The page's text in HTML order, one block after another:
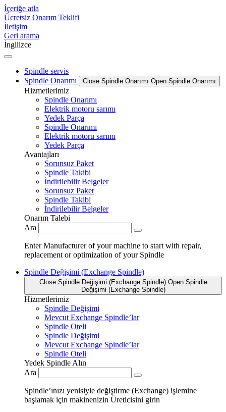
İçeriğe atla
Ücretsiz Onarım Teklifi
İletişim
Geri arama
İngilizce
Spindle servis
Spindle Onarımı
Close Spindle Onarımı Open Spindle Onarımı
Hizmetlerimiz
Spindle Onarımı
Elektrik motoru sarımı
Yedek Parça
Spindle Onarımı
Elektrik motoru sarımı
Yedek Parça
Avantajları
Sorunsuz Paket
Spindle Takibi
İndirilebilir Belgeler
Sorunsuz Paket
Spindle Takibi
İndirilebilir Belgeler
Onarım Talebi
Ara
Enter Manufacturer of your machine to start with repair,
replacement or optimization of your Spindle
Spindle Değişimi (Exchange Spindle)
Close Spindle Değişimi (Exchange Spindle) Open Spindle
Değişimi (Exchange Spindle)
Hizmetlerimiz
Spindle Değişimi
Mevcut Exchange Spindle’lar
Spindle Oteli
Spindle Değişimi
Mevcut Exchange Spindle’lar
Spindle Oteli
Yedek Spindle Alın
Ara
Spindle’ınızı yenisiyle değiştirme (Exchange) işlemine
başlamak için makinenizin Üreticisini girin